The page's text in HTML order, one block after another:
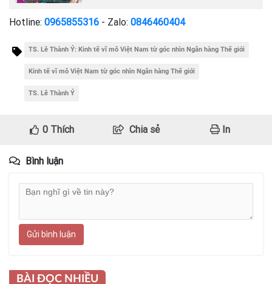
Hotline: 0965855316 - Zalo: 0846460404
TS. Lê Thành Ý: Kinh tế vĩ mô Việt Nam từ góc nhìn Ngân hàng Thế giới
Kinh tế vĩ mô Việt Nam từ góc nhìn Ngân hàng Thế giới
TS. Lê Thành Ý
0Thích Chia sẻ In
Bình luận
Gửi bình luận
BÀI ĐỌC NHIỀU